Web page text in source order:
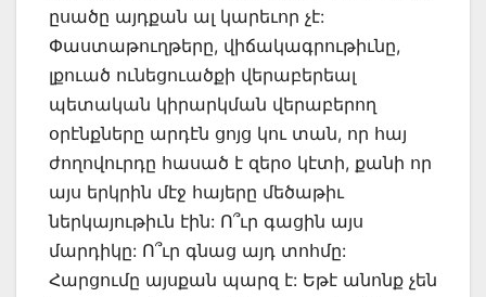
ըսածը այդքան ալ կարեւոր չէ:
Փաստաթուղթերը, վիճակագրութիւնը,
լքուած ունեցուածքի վերաբերեալ
պետական կիրարկման վերաբերող
օրէնքները արդէն ցոյց կու տան, որ հայ
ժողովուրդը հասած է զերօ կէտի, քանի որ
այս երկրին մէջ հայերը մեծաթիւ
ներկայութիւն էին: Ո՞ւր գացին այս
մարդիկը: Ո՞ւր գնաց այդ տոհմը:
Հարցումը այսքան պարզ է: Եթէ անոնք չեն